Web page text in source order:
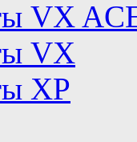
VX
VX
ХР